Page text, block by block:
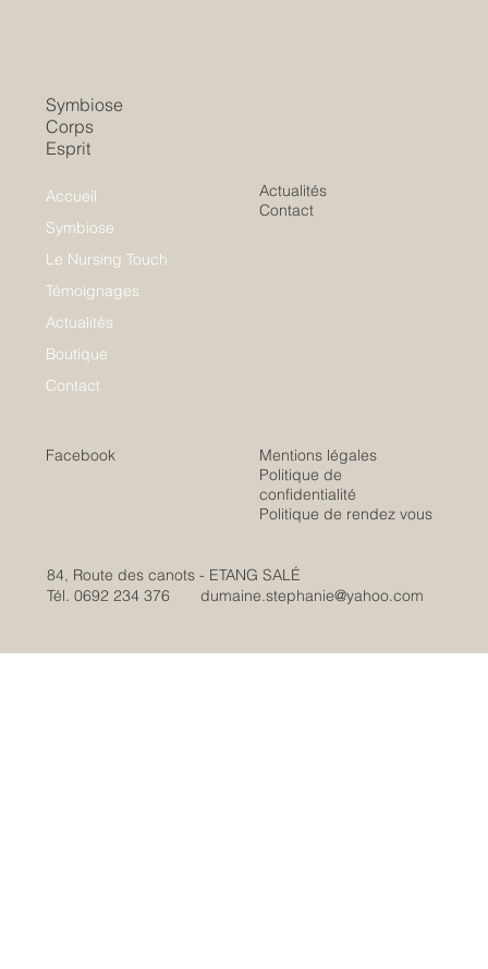
Symbiose
Corps
Esprit
Accueil
Symbiose
Le Nursing Touch
Témoignages
Actualités
Boutique
Contact
Actualités
Contact
Mentions légales
Politique de
confidentialité
Politique de rendez vous
Facebook
84, Route des canots - ETANG SALÉ
Tél. 0692 234 376
dumaine.stephanie@yahoo.com